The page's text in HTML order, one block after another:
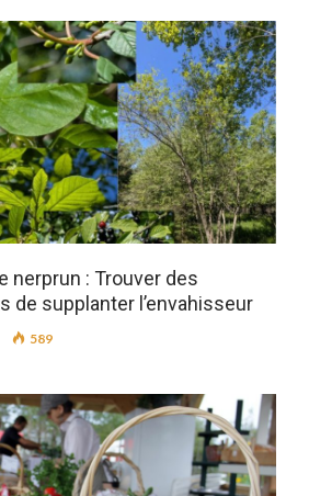
nerprun : Trouver des
de supplanter l’envahisseur
589